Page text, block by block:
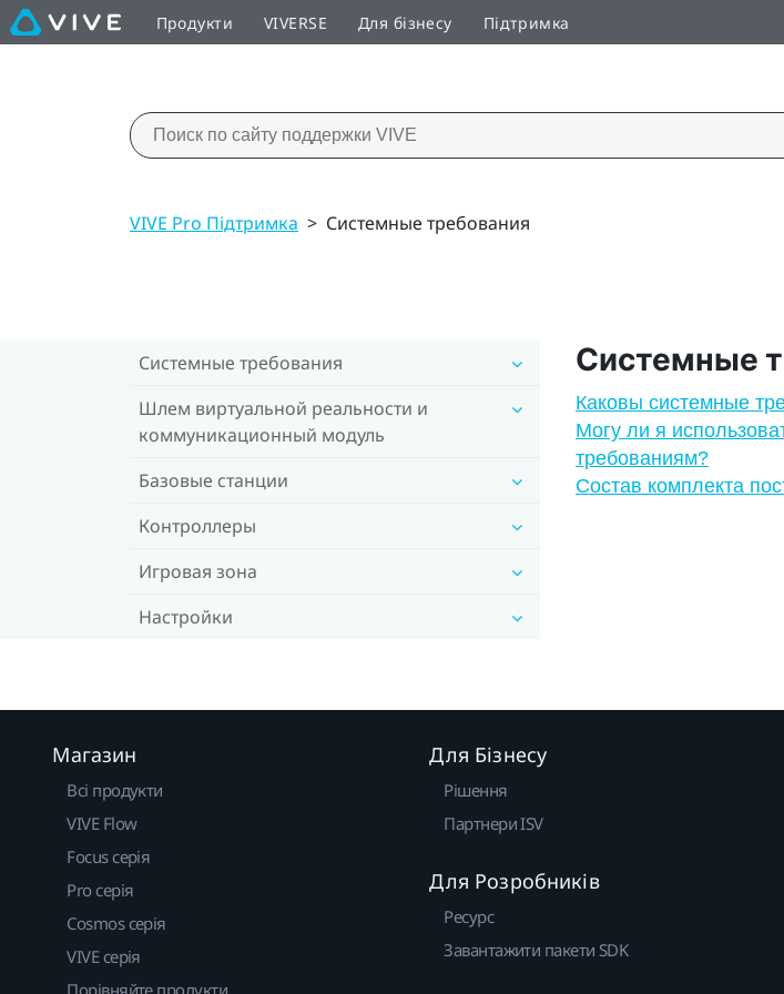
Продукти VIVERSE Для бізнесу Підтримка
VIVE Pro Підтримка > Системные требования
Системные требования
Шлем виртуальной реальности и
коммуникационный модуль
Базовые станции
Контроллеры
Игровая зона
Настройки
Системные
Каковы системные
Могу ли я
требованиям?
Состав комплекта
Магазин
Всі продукти
VIVE Flow
Focus серія
Pro серія
Cosmos серія
VIVE серія
Порівняйте продукти
Для Бізнесу
Рішення
Партнери ISV
Для Розробників
Ресурс
Завантажити пакети SDK